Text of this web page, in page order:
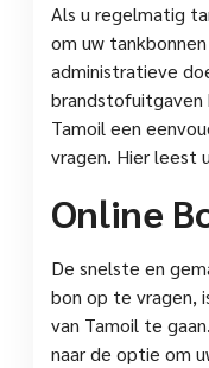
Als u regelmatig
om uw
administratieve
brandstofuitgaven
Tamoil een
vragen. Hier leest
Online
De snelste en
bon op te vragen,
van Tamoil te
naar de optie om